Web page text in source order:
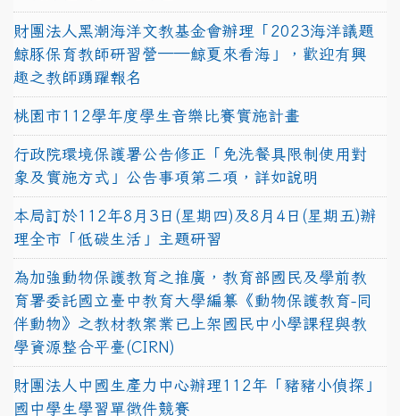
財團法人黑潮海洋文教基金會辦理「2023海洋議題
鯨豚保育教師研習營──鯨夏來看海」，歡迎有興
趣之教師踴躍報名
桃園市112學年度學生音樂比賽實施計畫
行政院環境保護署公告修正「免洗餐具限制使用對
象及實施方式」公告事項第二項，詳如說明
本局訂於112年8月3日(星期四)及8月4日(星期五)辦
理全市「低碳生活」主題研習
為加強動物保護教育之推廣，教育部國民及學前教
育署委託國立臺中教育大學編纂《動物保護教育-同
伴動物》之教材教案業已上架國民中小學課程與教
學資源整合平臺(CIRN)
財團法人中國生產力中心辦理112年「豬豬小偵探」
國中學生學習單徵件競賽